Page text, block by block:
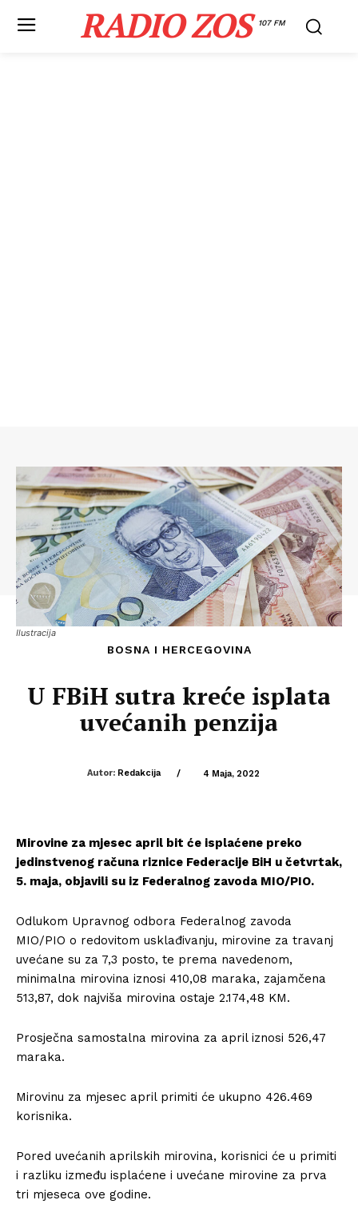
RADIO ZOS 107 FM
Ilustracija
BOSNA I HERCEGOVINA
U FBiH sutra kreće isplata
uvećanih penzija
Autor: Redakcija / 4 Maja, 2022
Mirovine za mjesec april bit će isplaćene preko
jedinstvenog računa riznice Federacije BiH u četvrtak,
5. maja, objavili su iz Federalnog zavoda MIO/PIO.
Odlukom Upravnog odbora Federalnog zavoda
MIO/PIO o redovitom usklađivanju, mirovine za travanj
uvećane su za 7,3 posto, te prema navedenom,
minimalna mirovina iznosi 410,08 maraka, zajamčena
513,87, dok najviša mirovina ostaje 2.174,48 KM.
Prosječna samostalna mirovina za april iznosi 526,47
maraka.
Mirovinu za mjesec april primiti će ukupno 426.469
korisnika.
Pored uvećanih aprilskih mirovina, korisnici će u primiti
i razliku između isplaćene i uvećane mirovine za prva
tri mjeseca ove godine.